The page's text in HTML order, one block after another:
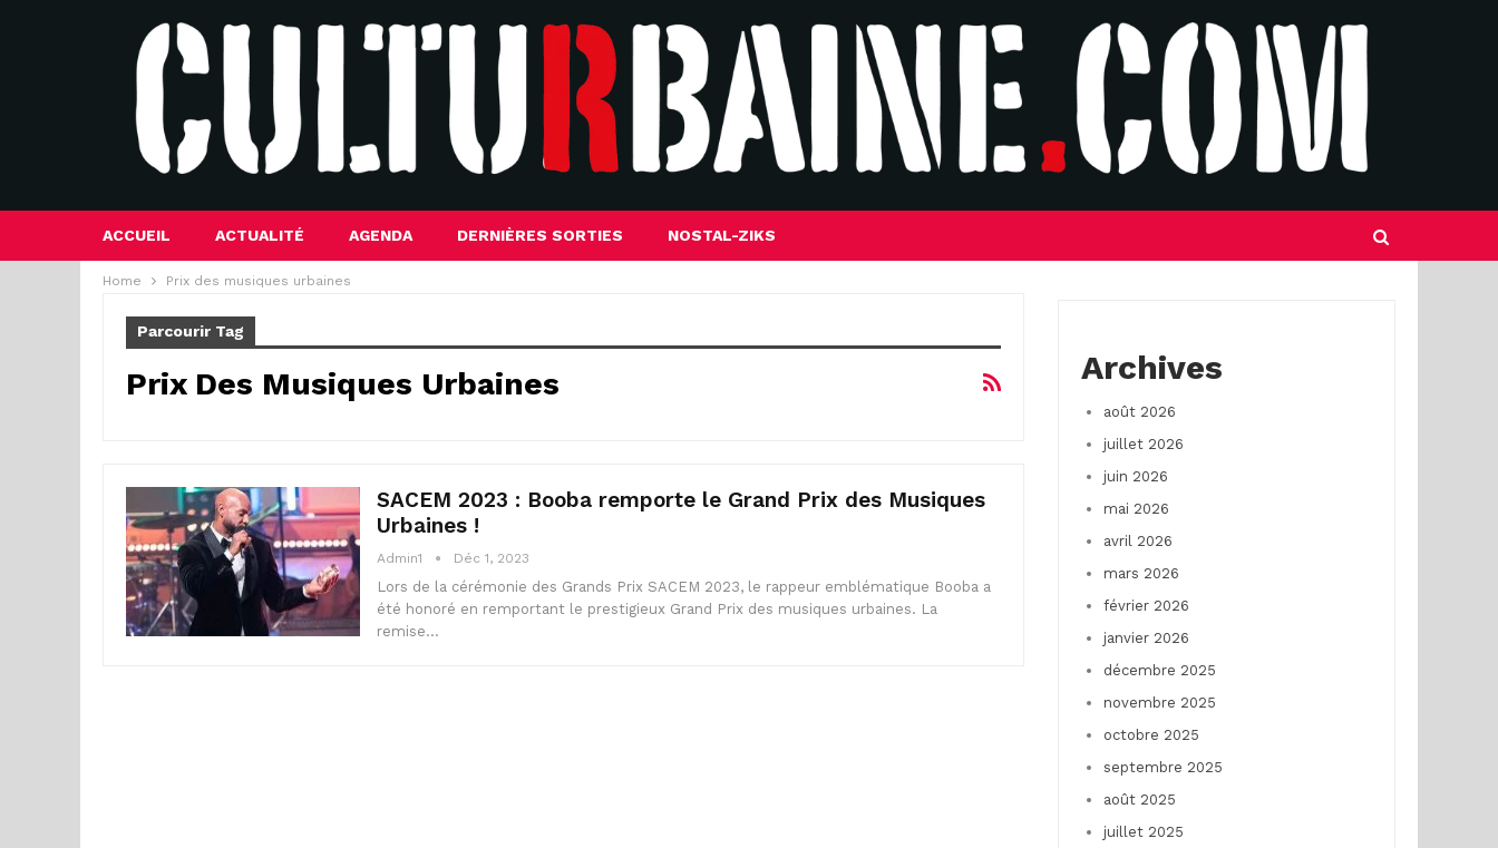
ACCUEIL ACTUALITÉ AGENDA DERNIÈRES SORTIES NOSTAL-ZIKS
Home Prix des musiques urbaines
Parcourir Tag
Prix Des Musiques Urbaines
SACEM 2023 : Booba remporte le Grand Prix des Musiques
Urbaines !
Admin1 Déc 1, 2023
Lors de la cérémonie des Grands Prix SACEM 2023, le rappeur emblématique Booba a
été honoré en remportant le prestigieux Grand Prix des musiques urbaines. La
remise…
Archives
août 2026
juillet 2026
juin 2026
mai 2026
avril 2026
mars 2026
février 2026
janvier 2026
décembre 2025
novembre 2025
octobre 2025
septembre 2025
août 2025
juillet 2025